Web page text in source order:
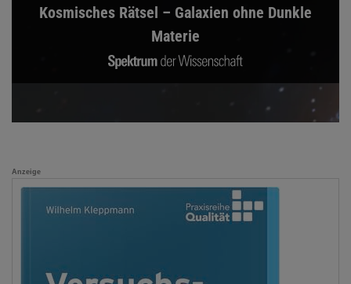
Kosmisches Rätsel – Galaxien ohne Dunkle
Materie
Anzeige